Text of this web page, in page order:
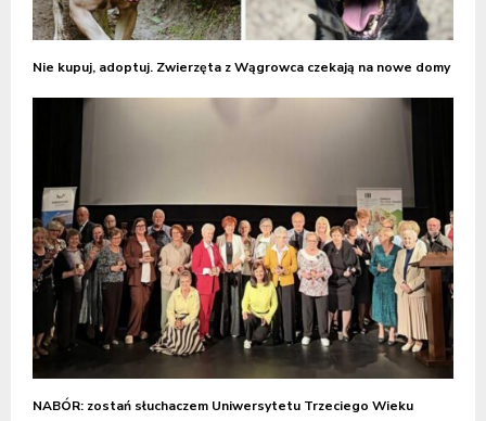
Nie kupuj, adoptuj. Zwierzęta z Wągrowca czekają na nowe domy
NABÓR: zostań słuchaczem Uniwersytetu Trzeciego Wieku